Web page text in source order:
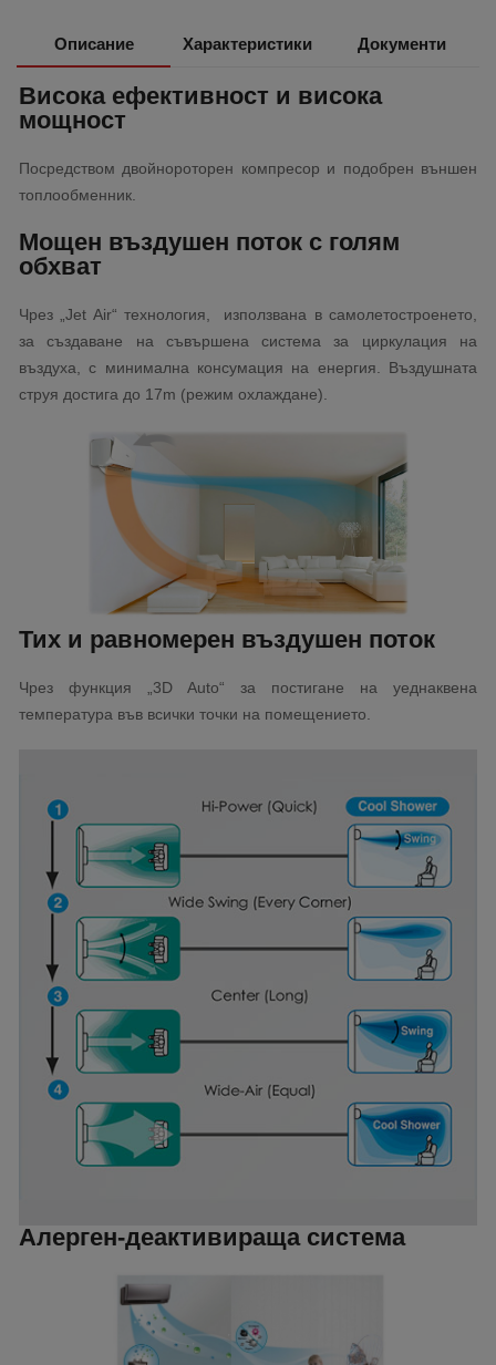
Описание Характеристики Документи
Висока ефективност и висока
мощност
Посредством двойнороторен компресор и подобрен външен
топлообменник.
Мощен въздушен поток с голям
обхват
Чрез „Jet Air“ технология, използвана в самолетостроенето,
за създаване на съвършена система за циркулация на
въздуха, с минимална консумация на енергия. Въздушната
струя достига до 17m (режим охлаждане).
Тих и равномерен въздушен поток
Чрез функция „3D Auto“ за постигане на уеднаквена
температура във всички точки на помещението.
Алерген-деактивираща система